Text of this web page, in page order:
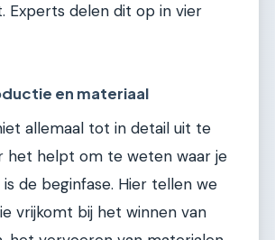
Experts delen dit op in vier
en materiaal
allemaal tot in detail uit te
het helpt om te weten waar je
is de beginfase. Hier tellen we
vrijkomt bij het winnen van